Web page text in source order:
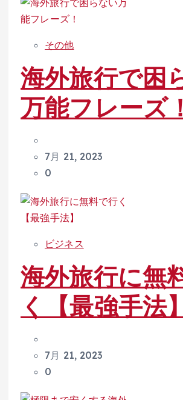
その他
海外旅行で困
万能フレーズ！
7月 21, 2023
0
ビジネス
海外旅行に無
く【最強手法】
7月 21, 2023
0